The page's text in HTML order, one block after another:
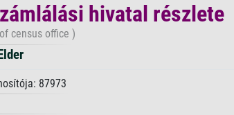
hivatal részlete
census office )
87973